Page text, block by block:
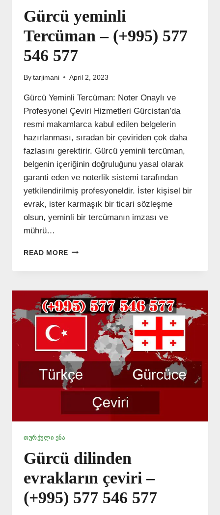
Gürcü yeminli
Tercüman – (+995) 577
546 577
By tarjimani April 2, 2023
Gürcü Yeminli Tercüman: Noter Onaylı ve
Profesyonel Çeviri Hizmetleri Gürcistan’da
resmi makamlarca kabul edilen belgelerin
hazırlanması, sıradan bir çeviriden çok daha
fazlasını gerektirir. Gürcü yeminli tercüman,
belgenin içeriğinin doğruluğunu yasal olarak
garanti eden ve noterlik sistemi tarafından
yetkilendirilmiş profesyoneldir. İster kişisel bir
evrak, ister karmaşık bir ticari sözleşme
olsun, yeminli bir tercümanın imzası ve
mührü…
READ MORE GÜRCÜ
TERCÜMAN
(+995)
577
546
ᲗᲣᲠᲥᲣᲚᲘ ᲔᲜᲐ
Gürcü dilinden
evrakların çeviri –
(+995) 577 546 577